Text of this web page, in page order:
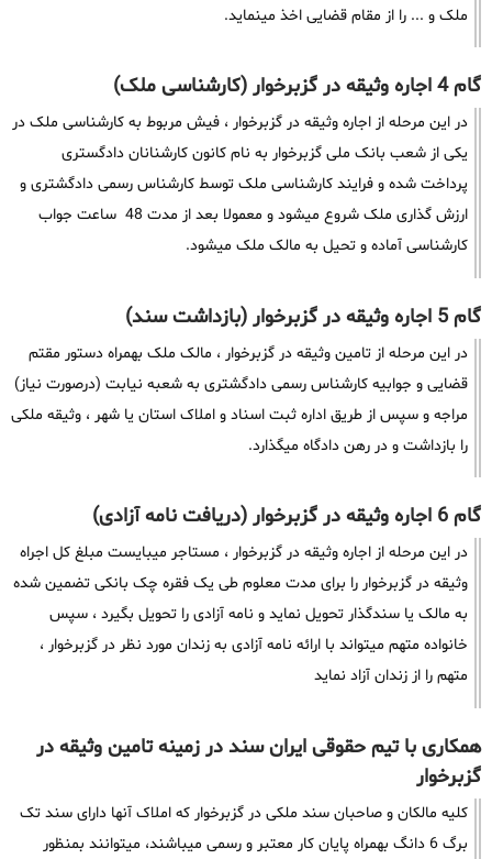
ملک و ... را از مقام قضایی اخذ مینماید.
گام 4 اجاره وثیقه در گزبرخوار (کارشناسی ملک)
در این مرحله از اجاره وثیقه در گزبرخوار ، فیش مربوط به کارشناسی ملک در
یکی از شعب بانک ملی گزبرخوار به نام کانون کارشنانان دادگستری
پرداخت شده و فرایند کارشناسی ملک توسط کارشناس رسمی دادگشتری و
ارزش گذاری ملک شروع میشود و معمولا بعد از مدت 48 ساعت جواب
کارشناسی آماده و تحیل به مالک ملک میشود.
گام 5 اجاره وثیقه در گزبرخوار (بازداشت سند)
در این مرحله از تامین وثیقه در گزبرخوار ، مالک ملک بهمراه دستور مقتم
قضایی و جوابیه کارشناس رسمی دادگشتری به شعبه نیابت (درصورت نیاز)
مراجه و سپس از طریق اداره ثبت اسناد و املاک استان یا شهر ، وثیقه ملکی
را بازداشت و در رهن دادگاه میگذارد.
گام 6 اجاره وثیقه در گزبرخوار (دریافت نامه آزادی)
در این مرحله از اجاره وثیقه در گزبرخوار ، مستاجر میبایست مبلغ کل اجراه
وثیقه در گزبرخوار را برای مدت معلوم طی یک فقره چک بانکی تضمین شده
به مالک یا سندگذار تحویل نماید و نامه آزادی را تحویل بگیرد ، سپس
خانواده متهم میتواند با ارائه نامه آزادی به زندان مورد نظر در گزبرخوار ،
متهم را از زندان آزاد نماید
همکاری با تیم حقوقی ایران سند در زمینه تامین وثیقه در
گزبرخوار
کلیه مالکان و صاحبان سند ملکی در گزبرخوار که املاک آنها دارای سند تک
برگ 6 دانگ بهمراه پایان کار معتبر و رسمی میباشند، میتوانند بمنظور